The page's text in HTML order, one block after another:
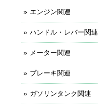
エンジン関連
ハンドル・レバー関連
メーター関連
ブレーキ関連
ガソリンタンク関連